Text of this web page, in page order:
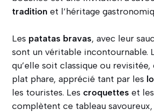
tradition et l’héritage
Les patatas bravas, avec leur
sont un véritable incontournable.
qu’elle soit classique ou revisitée,
plat phare, apprécié tant par les
les touristes. Les croquettes et les
complètent ce tableau